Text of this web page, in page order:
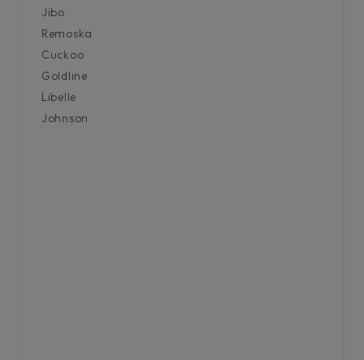
Jibo
Remoska
Cuckoo
Goldline
Libelle
Johnson